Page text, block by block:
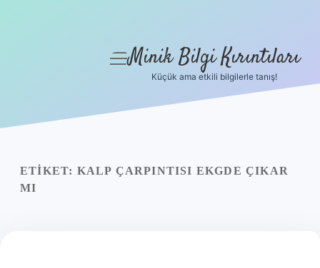
Yasal Uyarı
menüyü
Minik Bilgi Kırıntıları
Küçük ama etkili bilgilerle tanış!
ETIKET: KALP ÇARPINTISI EKGDE ÇIKAR
MI